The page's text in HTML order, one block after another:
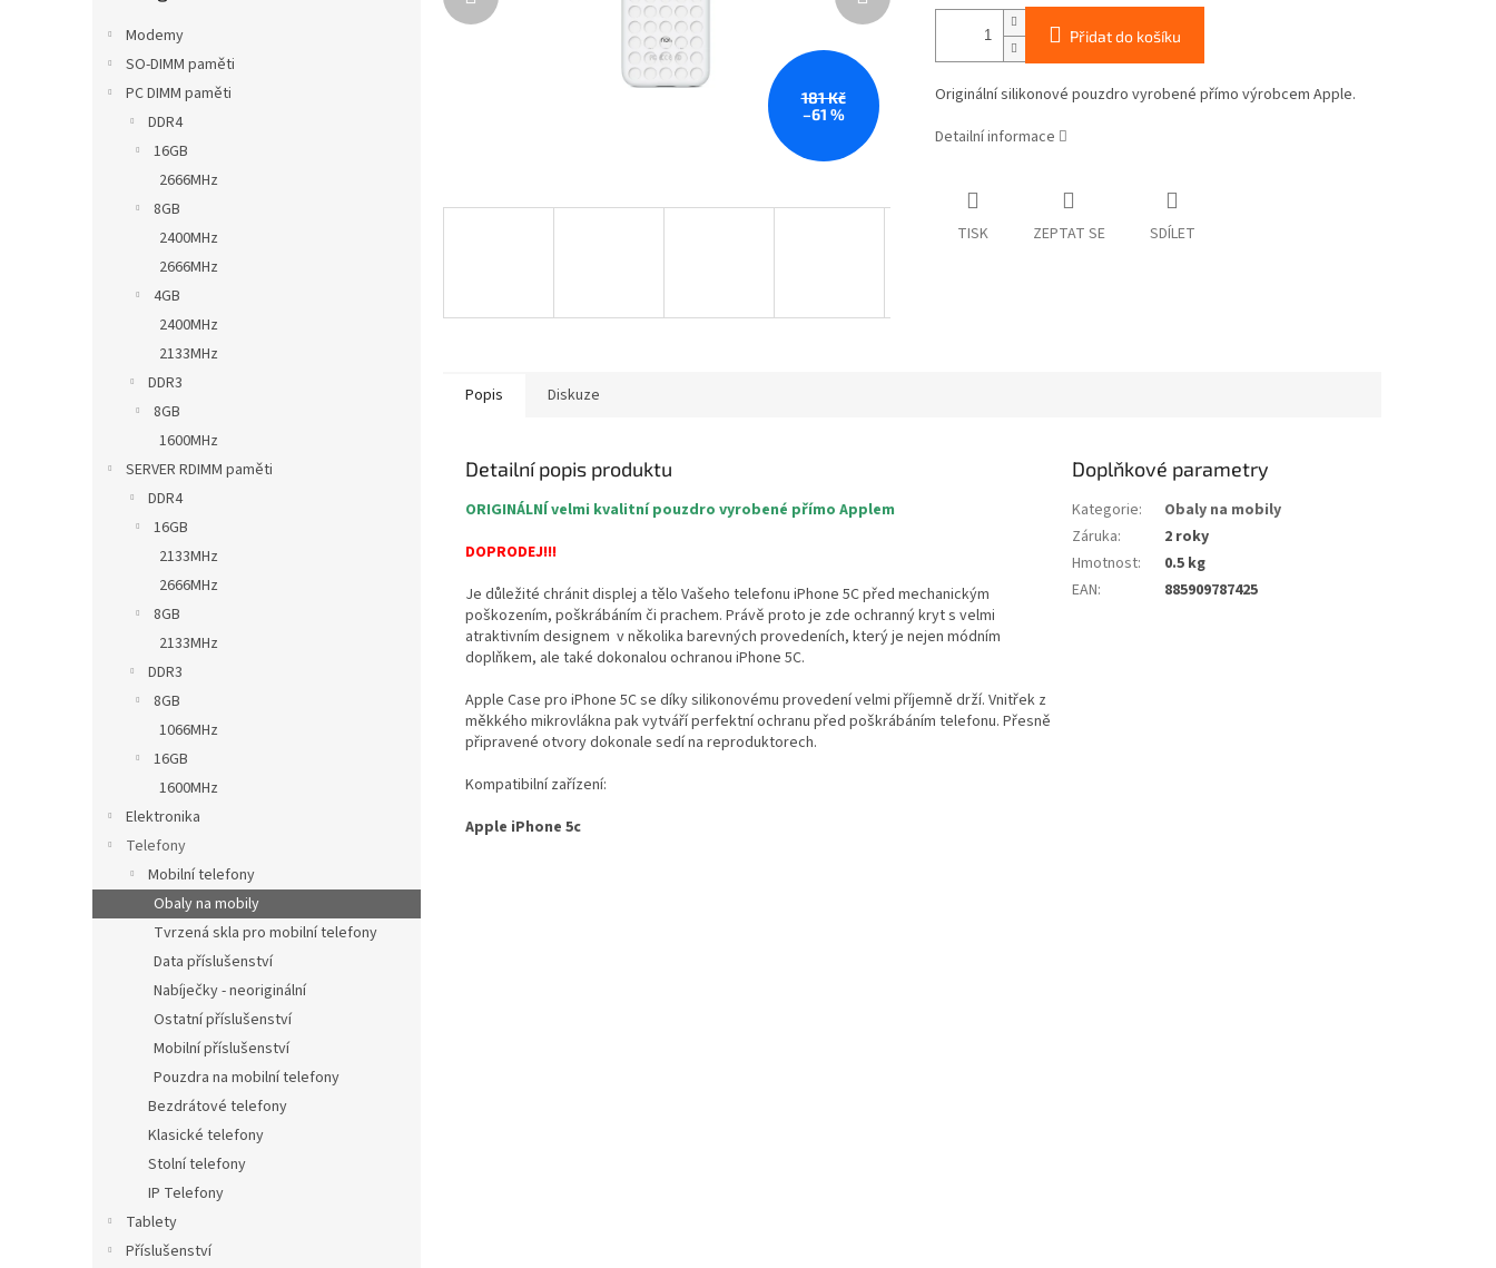
Modemy
SO-DIMM paměti
PC DIMM paměti
DDR4
16GB
2666MHz
8GB
2400MHz
2666MHz
4GB
2400MHz
2133MHz
DDR3
8GB
1600MHz
SERVER RDIMM paměti
DDR4
16GB
2133MHz
2666MHz
8GB
2133MHz
DDR3
8GB
1066MHz
16GB
1600MHz
Elektronika
Telefony
Mobilní telefony
Obaly na mobily
Tvrzená skla pro mobilní telefony
Data příslušenství
Nabíječky - neoriginální
Ostatní příslušenství
Mobilní příslušenství
Pouzdra na mobilní telefony
Bezdrátové telefony
Klasické telefony
Stolní telefony
IP Telefony
Tablety
Příslušenství
181 Kč
–61 %
Přidat do košíku
Originální silikonové pouzdro vyrobené přímo výrobcem Apple.
Detailní informace
TISK ZEPTAT SE SDÍLET
Popis Diskuze
Detailní popis produktu
ORIGINÁLNÍ velmi kvalitní pouzdro vyrobené přímo Applem
DOPRODEJ!!!
Je důležité chránit displej a tělo Vašeho telefonu iPhone 5C před mechanickým
poškozením, poškrábáním či prachem. Právě proto je zde ochranný kryt s velmi
atraktivním designem v několika barevných provedeních, který je nejen módním
doplňkem, ale také dokonalou ochranou iPhone 5C.
Apple Case pro iPhone 5C se díky silikonovému provedení velmi příjemně drží. Vnitřek z
měkkého mikrovlákna pak vytváří perfektní ochranu před poškrábáním telefonu. Přesně
připravené otvory dokonale sedí na reproduktorech.
Kompatibilní zařízení:
Apple iPhone 5c
Doplňkové parametry
Kategorie:
Obaly na mobily
Záruka:
2 roky
Hmotnost:
0.5 kg
EAN: 885909787425